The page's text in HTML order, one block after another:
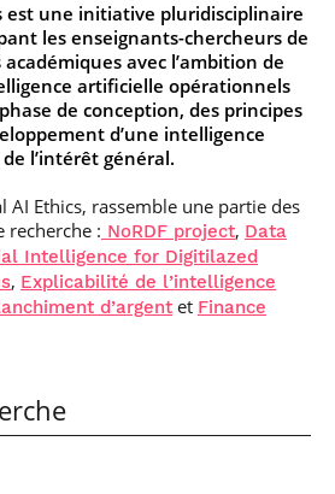
est une initiative pluridisciplinaire
les enseignants-chercheurs de
avec l’ambition de
artificielle opérationnels
de conception, des principes
d’une intelligence
l’intérêt général.
AI Ethics, rassemble une partie des
recherche : NoRDF project, Data
Intelligence for Digitilazed
, Explicabilité de l’intelligence
d’argent et Finance